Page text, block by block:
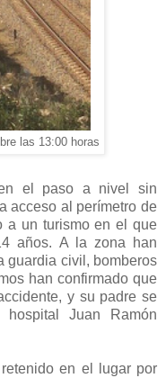
las 13:00 horas
el paso a nivel sin
acceso al perímetro de
a un turismo en el que
años. A la zona han
guardia civil, bomberos
han confirmado que
y su padre se
Juan Ramón
en el lugar por